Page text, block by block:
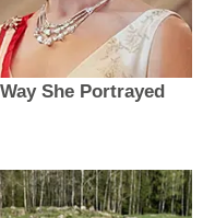
She Portrayed